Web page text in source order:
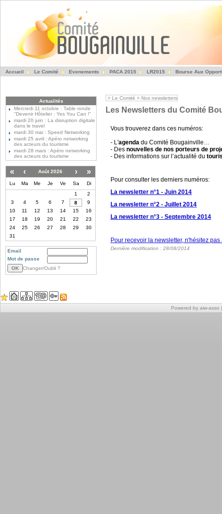
Accueil Le Comité Evenements PACA 2015 LR2015 Bourse Aux
Actualités
Mercredi 11 octobre : Table ronde
"Devenir Hôtelier : Yes You Can !"
mardi 20 juin : La disruption digitale
dans le travel
mardi 30 mai : Speed Networking
mardi 25 avril : Apéro networking
des acteurs du tourisme
mardi 28 mars : Apéro networking
des acteurs du tourisme
« ‹ Août 2026 › »
Lu Ma Me Je Ve Sa
Di
1
2
3
4 5 6 7 8
9
10
11 12 13 14 15
16
17
18 19 20 21 22
23
24
25 26 27 28 29
30
31
Email
Mot de passe
Changer/Oubli ?
> Le Comité > Nos newsletters
Les Newsletters du Comité
Vous trouverez dans ces numéros:
- L'agenda du Comité Bougainville…
- Des nouvelles de nos porteurs de
- Des informations sur l’actualité du
Pour consulter les derniers numéros:
La newsletter n°1 - Juin 2014
La newsletter n°2 - Juillet 2014
La newsletter n°3 - Septembre 2014
Pour recevoir la newsletter, n'hésitez
Dernière modification : 28/08/2014
Powered by aiw-asso